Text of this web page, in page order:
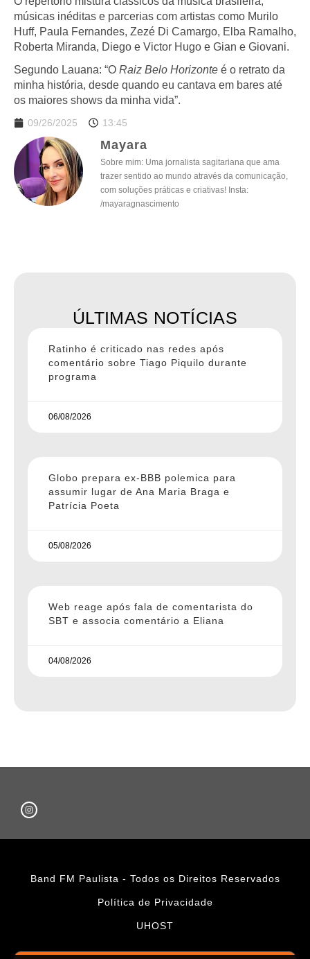
músicas inéditas e parcerias com artistas como Murilo
Huff, Paula Fernandes, Zezé Di Camargo, Elba Ramalho,
Roberta Miranda, Diego e Victor Hugo e Gian e Giovani.
Segundo Lauana: “O Raiz Belo Horizonte é o retrato da
minha história, desde quando eu cantava em bares até
os maiores shows da minha vida”.
09/26/2025 13:45
Mayara
Sobre mim: Uma jornalista sagitariana que ama
trazer sentido ao mundo através da comunicação,
com soluções práticas e criativas! Insta:
/mayaragnascimento
ÚLTIMAS NOTÍCIAS
Ratinho é criticado nas redes após
comentário sobre Tiago Piquilo durante
programa
06/08/2026
Globo prepara ex-BBB polemica para
assumir lugar de Ana Maria Braga e
Patrícia Poeta
05/08/2026
Web reage após fala de comentarista do
SBT e associa comentário a Eliana
04/08/2026
Band FM Paulista - Todos os Direitos Reservados
Política de Privacidade
UHOST